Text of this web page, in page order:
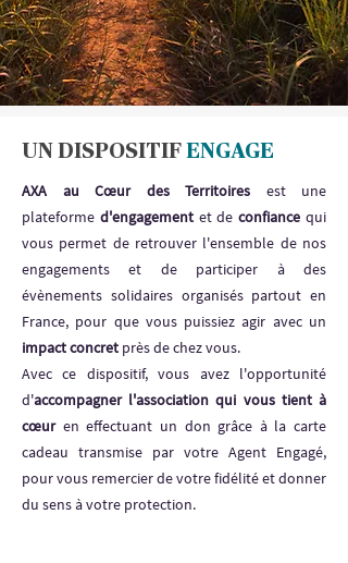
UN DISPOSITIF ENGAGE
AXA au Cœur des Territoires est une
plateforme d'engagementet deconfiance qui
vous permet de retrouver l'ensemble de nos
engagements et de participer à des
évènements solidaires organisés partout en
France, pour que vous puissiez agir avec un
impact concret près de chez vous.
Avec ce dispositif, vous avez l'opportunité
d'accompagner l'association qui vous tient à
cœuren effectuant un don grâce à la carte
cadeau transmise par votre Agent Engagé,
pour vous remercier de votre fidélité et donner
du sens à votre protection.